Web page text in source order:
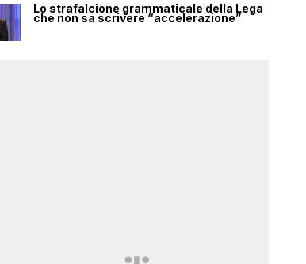
Lo strafalcione grammaticale della Lega
che non sa scrivere “accelerazione”